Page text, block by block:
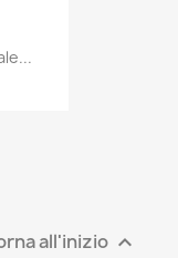
all'inizio 